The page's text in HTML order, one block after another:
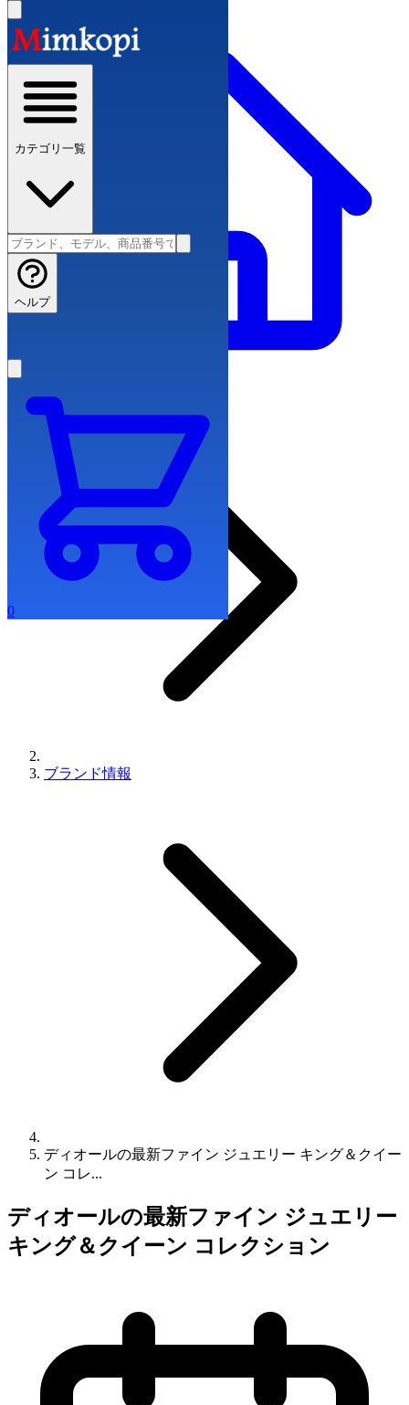
カテゴリ一覧
ヘルプ
0
ブランド情報
ディオールの最新ファイン ジュエリー キング＆クイー
ン コレ...
ディオールの最新ファイン ジュエリー
キング＆クイーン コレクション